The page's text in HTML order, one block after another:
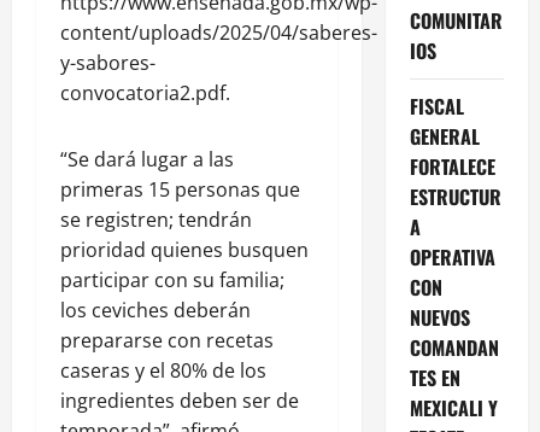
content/uploads/2025/04/saberes-
y-sabores-
convocatoria2.pdf.
“Se dará lugar a las
primeras 15 personas que
se registren; tendrán
prioridad quienes busquen
participar con su familia;
los ceviches deberán
prepararse con recetas
caseras y el 80% de los
ingredientes deben ser de
COMUNITAR
IOS
FISCAL
GENERAL
FORTALECE
ESTRUCTUR
A
OPERATIVA
CON
NUEVOS
COMANDAN
TES EN
MEXICALI Y